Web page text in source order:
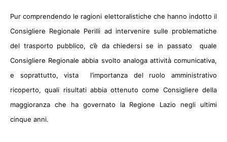
Pur comprendendo le ragioni elettoralistiche che hanno indotto il
Consigliere Regionale Perilli ad intervenire sulle problematiche
del trasporto pubblico, c’è da chiedersi se in passato
quale
Consigliere Regionale abbia svolto analoga attività comunicativa,
e soprattutto, vista
l’importanza del ruolo amministrativo
ricoperto, quali risultati abbia ottenuto come Consigliere della
maggioranza che ha governato la Regione Lazio negli ultimi
cinque anni.